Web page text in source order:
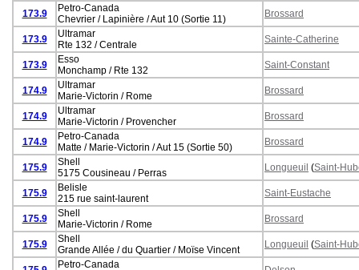
173.9
Petro-Canada
Chevrier / Lapinière / Aut 10 (Sortie 11)
Brossard
173.9
Ultramar
Rte 132 / Centrale
Sainte-Catherine
173.9
Esso
Monchamp / Rte 132
Saint-Constant
174.9
Ultramar
Marie-Victorin / Rome
Brossard
174.9
Ultramar
Marie-Victorin / Provencher
Brossard
174.9
Petro-Canada
Matte / Marie-Victorin / Aut 15 (Sortie 50)
Brossard
175.9
Shell
5175 Cousineau / Perras
Longueuil (Saint-
175.9
Belisle
215 rue saint-laurent
Saint-Eustache
175.9
Shell
Marie-Victorin / Rome
Brossard
175.9
Shell
Grande Allée / du Quartier / Moïse Vincent
Longueuil (Saint-
Petro-Canada